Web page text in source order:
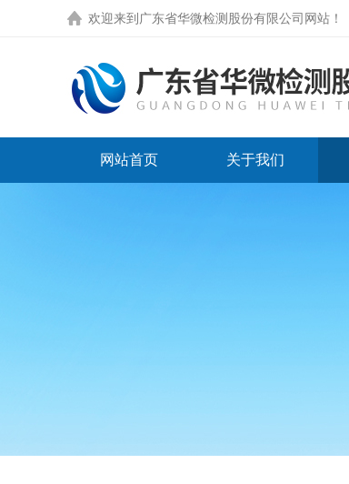
欢迎来到 广东省华微检测股份有限公司网站 ！
网站首页 关于我们